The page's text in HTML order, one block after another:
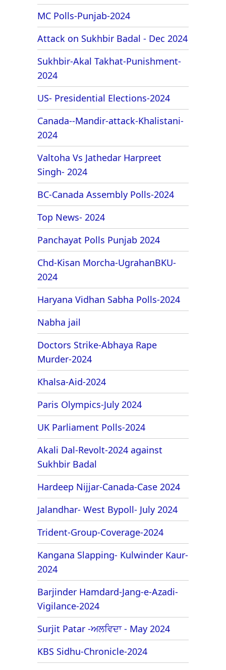
MC Polls-Punjab-2024
Attack on Sukhbir Badal - Dec 2024
Sukhbir-Akal Takhat-Punishment-
2024
US- Presidential Elections-2024
Canada--Mandir-attack-Khalistani-
2024
Valtoha Vs Jathedar Harpreet
Singh- 2024
BC-Canada Assembly Polls-2024
Top News- 2024
Panchayat Polls Punjab 2024
Chd-Kisan Morcha-UgrahanBKU-
2024
Haryana Vidhan Sabha Polls-2024
Nabha jail
Doctors Strike-Abhaya Rape
Murder-2024
Khalsa-Aid-2024
Paris Olympics-July 2024
UK Parliament Polls-2024
Akali Dal-Revolt-2024 against
Sukhbir Badal
Hardeep Nijjar-Canada-Case 2024
Jalandhar- West Bypoll- July 2024
Trident-Group-Coverage-2024
Kangana Slapping- Kulwinder Kaur-
2024
Barjinder Hamdard-Jang-e-Azadi-
Vigilance-2024
Surjit Patar -ਅਲਵਿਦਾ - May 2024
KBS Sidhu-Chronicle-2024